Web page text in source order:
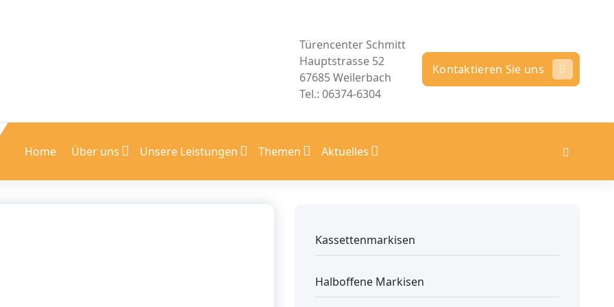
Türencenter Schmitt
Hauptstrasse 52
67685 Weilerbach
Tel.: 06374-6304
Kontaktieren Sie uns
Home Über uns Unsere Leistungen Themen Aktuelles
Kassettenmarkisen
Halboffene Markisen